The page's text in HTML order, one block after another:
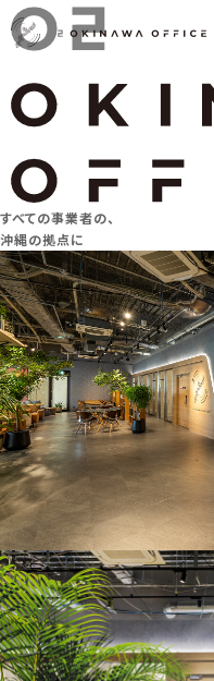
すべての事業者の、
沖縄の拠点に